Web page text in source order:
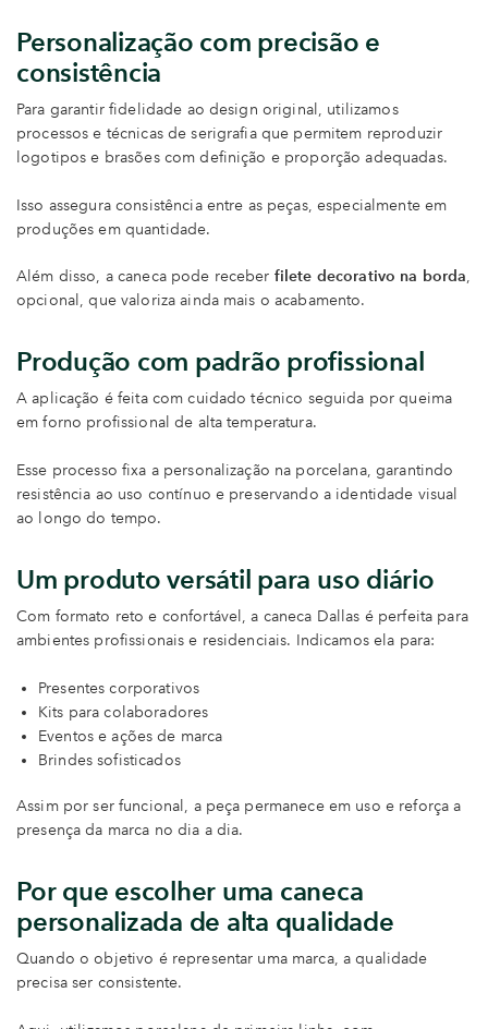
Personalização com precisão e
consistência
Para garantir fidelidade ao design original, utilizamos
processos e técnicas de serigrafia que permitem reproduzir
logotipos e brasões com definição e proporção adequadas.
Isso assegura consistência entre as peças, especialmente em
produções em quantidade.
Além disso, a caneca pode receber filete decorativo na borda,
opcional, que valoriza ainda mais o acabamento.
Produção com padrão profissional
A aplicação é feita com cuidado técnico seguida por queima
em forno profissional de alta temperatura.
Esse processo fixa a personalização na porcelana, garantindo
resistência ao uso contínuo e preservando a identidade visual
ao longo do tempo.
Um produto versátil para uso diário
Com formato reto e confortável, a caneca Dallas é perfeita para
ambientes profissionais e residenciais. Indicamos ela para:
Presentes corporativos
Kits para colaboradores
Eventos e ações de marca
Brindes sofisticados
Assim por ser funcional, a peça permanece em uso e reforça a
presença da marca no dia a dia.
Por que escolher uma caneca
personalizada de alta qualidade
Quando o objetivo é representar uma marca, a qualidade
precisa ser consistente.